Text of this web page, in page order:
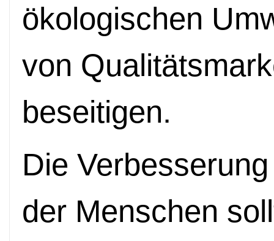
ökologischen
von
beseitigen.
Die
der Menschen